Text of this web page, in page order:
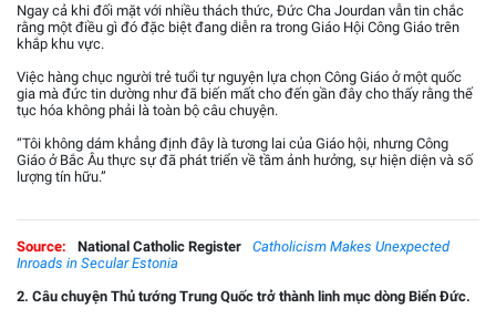
Ngay cả khi đối mặt với nhiều thách thức, Đức Cha Jourdan vẫn tin chắc
rằng một điều gì đó đặc biệt đang diễn ra trong Giáo Hội Công Giáo trên
khắp khu vực.
Việc hàng chục người trẻ tuổi tự nguyện lựa chọn Công Giáo ở một quốc
gia mà đức tin dường như đã biến mất cho đến gần đây cho thấy rằng thế
tục hóa không phải là toàn bộ câu chuyện.
“Tôi không dám khẳng định đây là tương lai của Giáo hội, nhưng Công
Giáo ở Bắc Âu thực sự đã phát triển về tầm ảnh hưởng, sự hiện diện và số
lượng tín hữu.”
Source: National Catholic Register
Catholicism Makes Unexpected
Inroads in Secular Estonia
2. Câu chuyện Thủ tướng Trung Quốc trở thành linh mục dòng Biển Đức.